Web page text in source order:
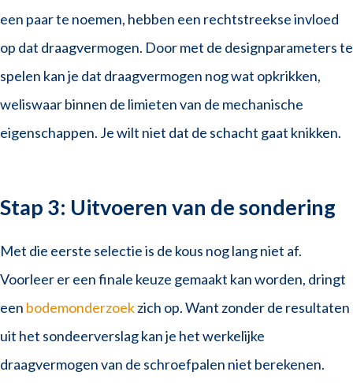
een paar te noemen, hebben een rechtstreekse invloed
op dat draagvermogen. Door met de designparameters te
spelen kan je dat draagvermogen nog wat opkrikken,
weliswaar binnen de limieten van de mechanische
eigenschappen. Je wilt niet dat de schacht gaat knikken.
Stap 3: Uitvoeren van de sondering
Met die eerste selectie is de kous nog lang niet af.
Voorleer er een finale keuze gemaakt kan worden, dringt
een bodemonderzoekzich op. Want zonder de resultaten
uit het sondeerverslag kan je het werkelijke
draagvermogen van de schroefpalen niet berekenen.